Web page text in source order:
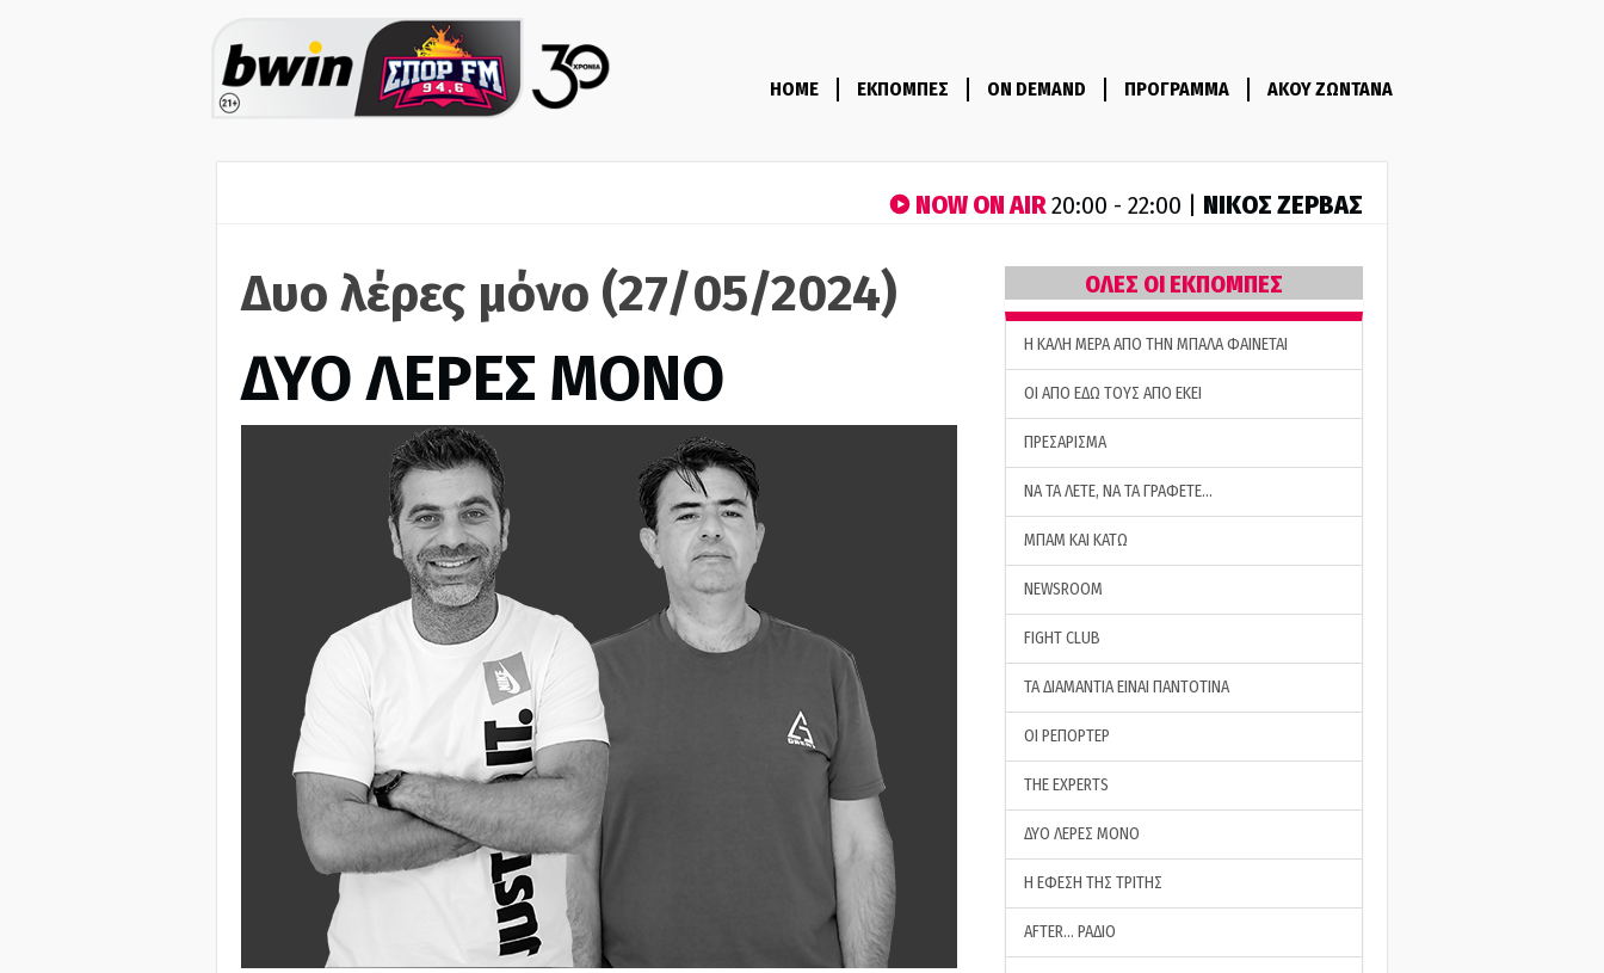
HOME ΕΚΠΟΜΠΕΣ ON DEMAND ΠΡΟΓΡΑΜΜΑ ΑΚΟΥ ΖΩΝΤΑΝΑ
NOW ON AIR20:00 - 22:00 | ΝΙΚΟΣ ΖΕΡΒΑΣ
Δυο λέρες μόνο (27/05/2024)
ΔΥΟ ΛΕΡΕΣ ΜΟΝΟ
ΟΛΕΣ ΟΙ ΕΚΠΟΜΠΕΣ
H ΚΑΛΗ ΜΕΡΑ ΑΠΟ ΤΗΝ ΜΠΑΛΑ ΦΑΙΝΕΤΑΙ
ΟΙ ΑΠΟ ΕΔΩ ΤΟΥΣ ΑΠΟ ΕΚΕΙ
ΠΡΕΣΑΡΙΣΜΑ
ΝΑ ΤΑ ΛΕΤΕ, ΝΑ ΤΑ ΓΡΑΦΕΤΕ…
ΜΠΑΜ ΚΑΙ ΚΑΤΩ
NEWSROOM
FIGHT CLUB
ΤΑ ΔΙΑΜΑΝΤΙΑ ΕΙΝΑΙ ΠΑΝΤΟΤΙΝΑ
ΟΙ ΡΕΠΟΡΤΕΡ
THE EXPERTS
ΔΥΟ ΛΕΡΕΣ ΜΟΝΟ
Η ΕΦΕΣΗ ΤΗΣ ΤΡΙΤΗΣ
AFTER… ΡΑΔΙΟ